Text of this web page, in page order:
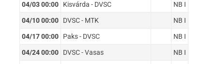
04/03 00:00 Kisvárda - DVSC NB I
04/10 00:00 DVSC - MTK NB I
04/17 00:00 Paks - DVSC NB I
04/24 00:00 DVSC - Vasas NB I